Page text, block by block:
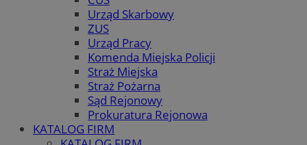
Urząd Skarbowy
ZUS
Urząd Pracy
Komenda Miejska Policji
Straż Miejska
Straż Pożarna
Sąd Rejonowy
Prokuratura Rejonowa
KATALOG FIRM